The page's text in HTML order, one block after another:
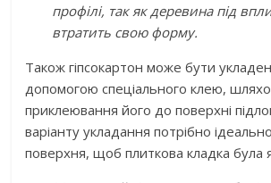
профілі, так як деревина під
втратить свою форму.
Також гіпсокартон може бути
допомогою спеціального клею,
приклеювання його до поверхні
варіанту укладання потрібно
поверхня, щоб плиткова кладка була